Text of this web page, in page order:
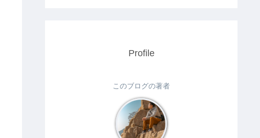
Profile
このブログの著者